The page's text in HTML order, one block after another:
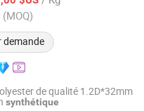
(MOQ)
demande
2013
de qualité 1.2D*32mm
synthétique
Co., Ltd.